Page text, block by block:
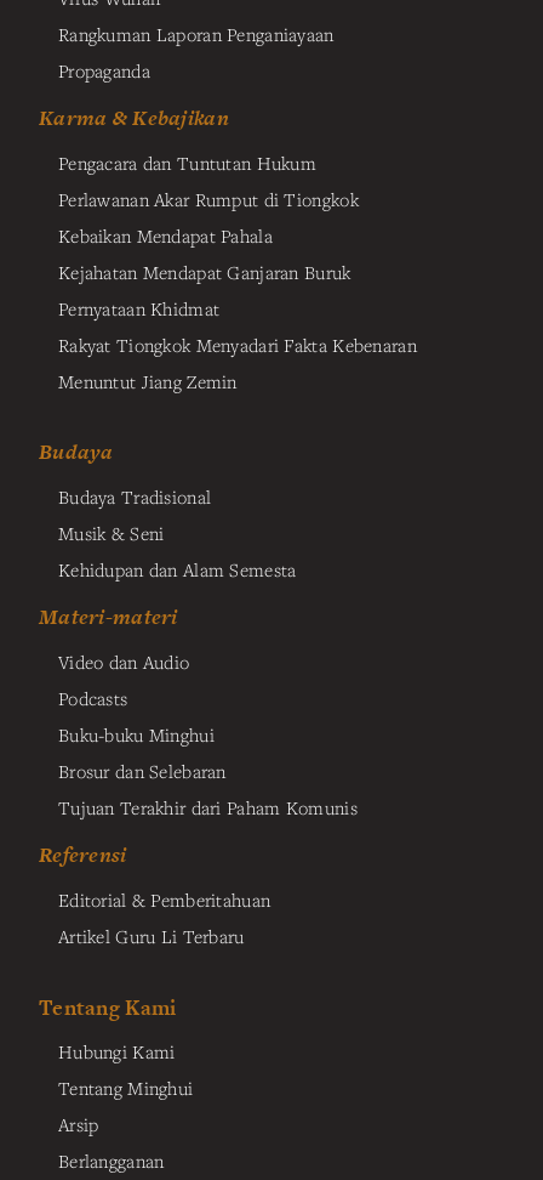
Rangkuman Laporan Penganiayaan
Propaganda
Karma & Kebajikan
Pengacara dan Tuntutan Hukum
Perlawanan Akar Rumput di Tiongkok
Kebaikan Mendapat Pahala
Kejahatan Mendapat Ganjaran Buruk
Pernyataan Khidmat
Rakyat Tiongkok Menyadari Fakta Kebenaran
Menuntut Jiang Zemin
Budaya
Budaya Tradisional
Musik & Seni
Kehidupan dan Alam Semesta
Materi-materi
Video dan Audio
Podcasts
Buku-buku Minghui
Brosur dan Selebaran
Tujuan Terakhir dari Paham Komunis
Referensi
Editorial & Pemberitahuan
Artikel Guru Li Terbaru
Tentang Kami
Hubungi Kami
Tentang Minghui
Arsip
Berlangganan